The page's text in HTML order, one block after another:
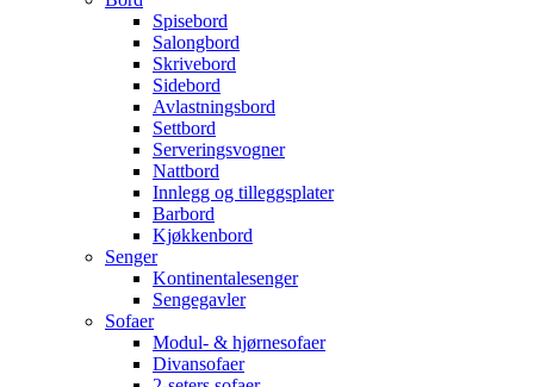
Spisebord
Salongbord
Skrivebord
Sidebord
Avlastningsbord
Settbord
Serveringsvogner
Nattbord
Innlegg og tilleggsplater
Barbord
Kjøkkenbord
Senger
Kontinentalesenger
Sengegavler
Sofaer
Modul- & hjørnesofaer
Divansofaer